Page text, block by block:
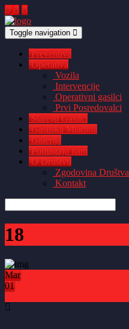
Toggle navigation
Preventiva
Operativa
Vozila
Intervencije
Operativni gasilci
Prvi Posredovalci
Starejši Gasilci
Gasilska Mladina
Galerija
Pomagajo nam
O Društvu
Zgodovina Društva
Kontakt
18
Mar
01